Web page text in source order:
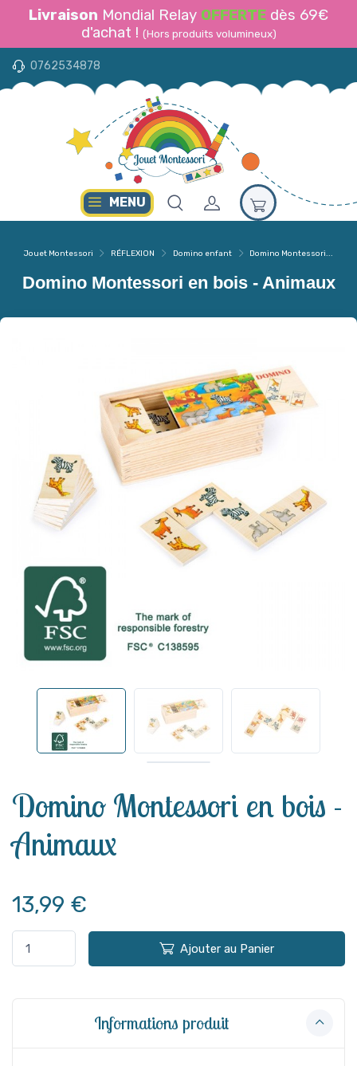
Livraison Mondial Relay OFFERTE dès 69€
d'achat ! (Hors produits volumineux)
0762534878
MENU
Jouet Montessori RÉFLEXION Domino enfant Domino Montessori...
Domino Montessori en bois - Animaux
Domino Montessori en bois -
Animaux
13,99 €
Ajouter au Panier
Informations produit